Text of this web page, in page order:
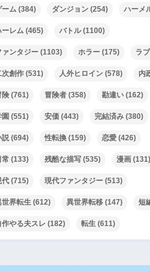
ーム (384) ダンジョン (254) ハーメ
ーレム (465) バトル(1100)
ァンタジー (1103) ホラー (175) ラ
次創作 (531) 人外ヒロイン (578) 内
険 (761) 冒険者 (358) 勘違い (162)
(551) 安価 (443) 完結済み (380)
説(694) 性転換 (159) 恋愛 (426)
常 (133) 残酷な描写 (535) 漫画 (131)
代 (715) 現代ファンタジー (513)
世界転生 (612) 異世界転移 (147) 短
作やる夫スレ (182) 転生 (611)